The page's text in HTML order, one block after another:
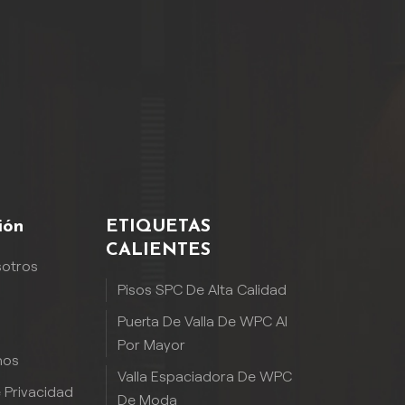
Privacidad
ETIQUETAS
CALIENTES
Pisos SPC De Alta Calidad
Puerta De Valla De WPC Al
Por Mayor
Valla Espaciadora De WPC
De Moda